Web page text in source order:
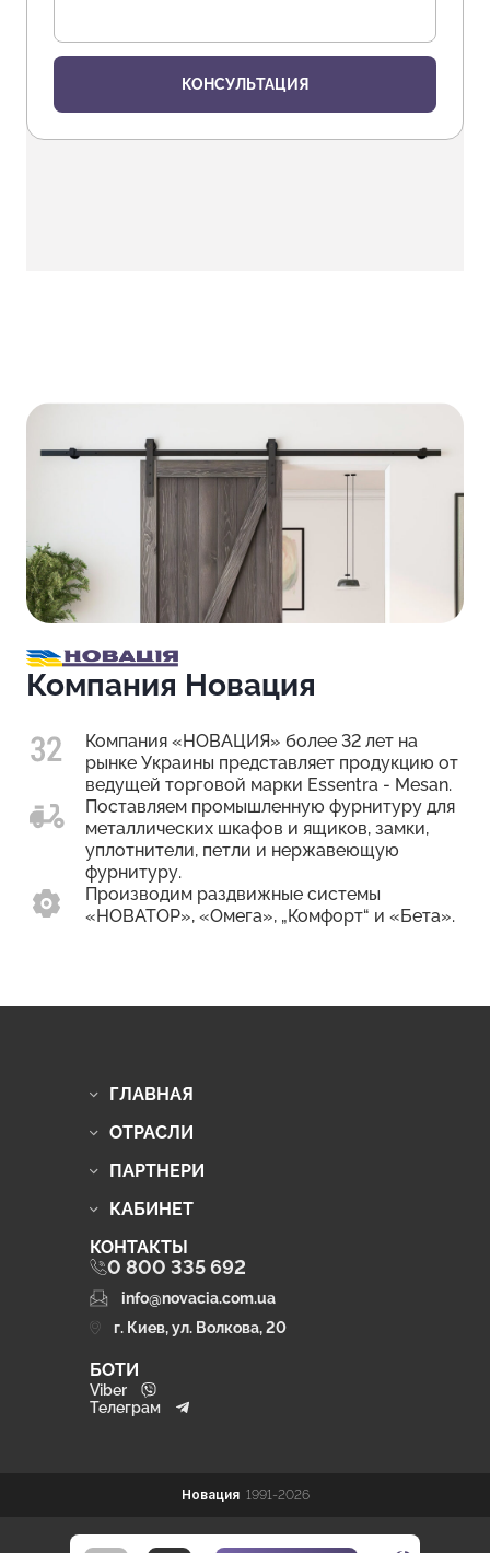
Компания Новация
Компания «НОВАЦИЯ» более 32 лет на
рынке Украины представляет продукцию от
ведущей торговой марки Essentra - Mesan.
Поставляем промышленную фурнитуру для
металлических шкафов и ящиков, замки,
уплотнители, петли и нержавеющую
фурнитуру.
Производим раздвижные системы
«НОВАТОР», «Омега», „Комфорт“ и «Бета».
ГЛАВНАЯ
ОТРАСЛИ
ПАРТНЕРИ
КАБИНЕТ
КОНТАКТЫ
0 800 335 692
info@novacia.com.ua
г. Киев, ул. Волкова, 20
БОТИ
Viber
Телеграм
Новация 1991-2026